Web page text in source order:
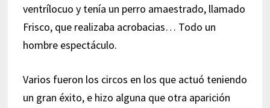
ventrílocuo y tenía un perro amaestrado, llamado
Frisco, que realizaba acrobacias… Todo un
hombre espectáculo.
Varios fueron los circos en los que actuó teniendo
un gran éxito, e hizo alguna que otra aparición